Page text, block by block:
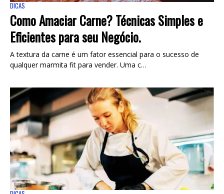
DICAS
Como Amaciar Carne? Técnicas Simples e
Eficientes para seu Negócio.
A textura da carne é um fator essencial para o sucesso de
qualquer marmita fit para vender. Uma c…